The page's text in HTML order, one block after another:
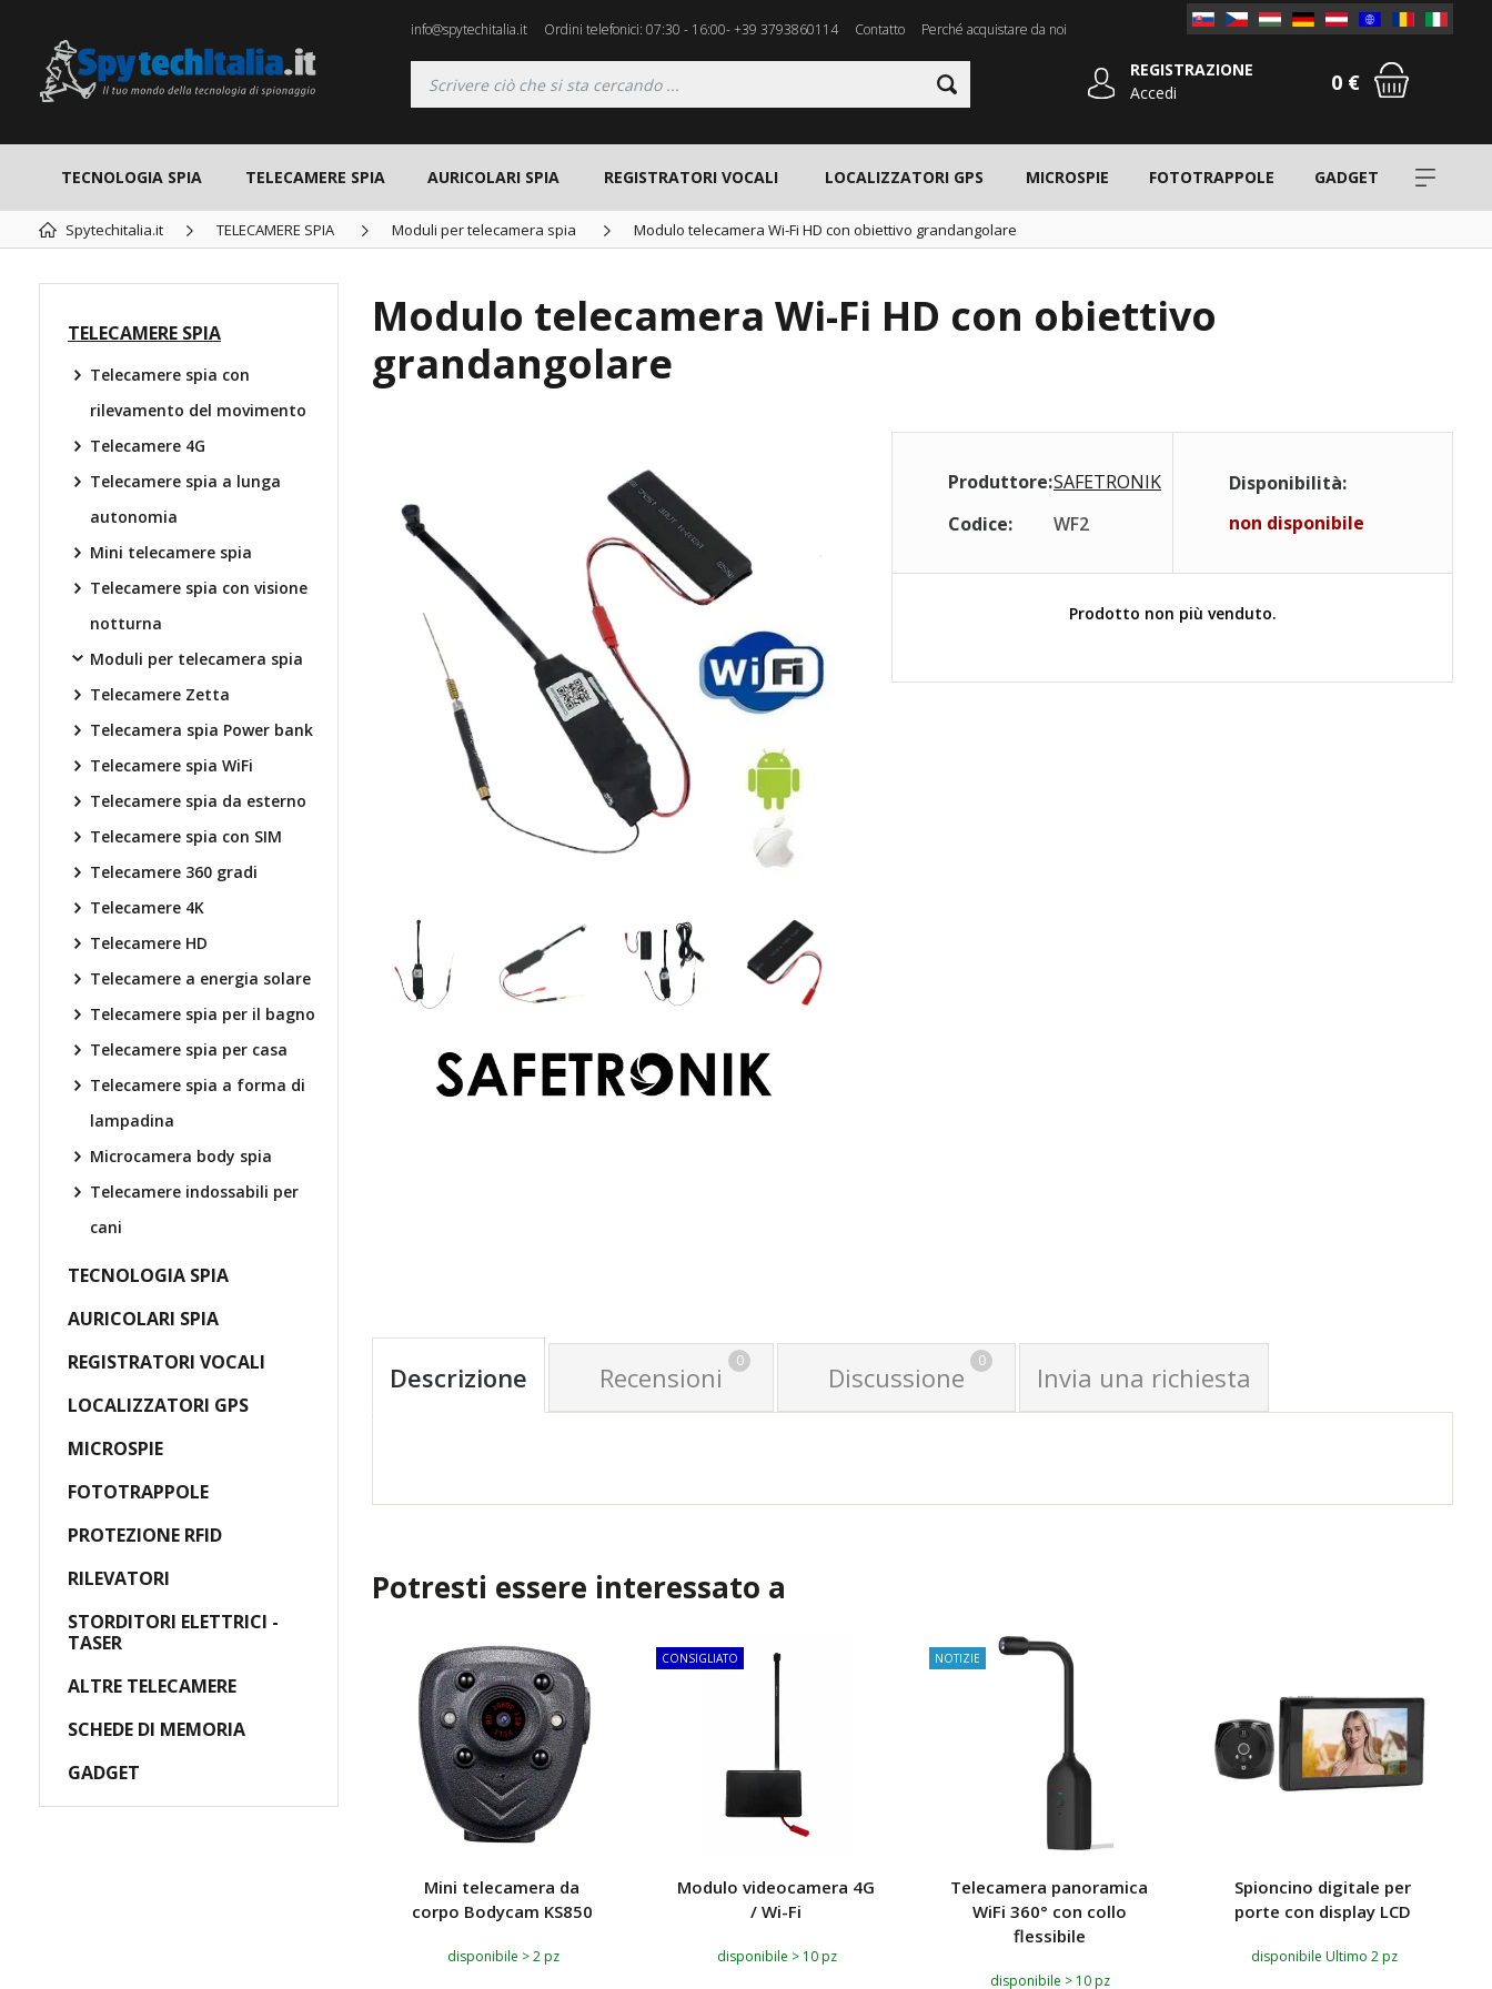
info@spytechitalia.it Ordini telefonici: 07:30 - 16:00- +39 3793860114 Contatto Perché acquistare da noi
REGISTRAZIONE
Accedi
0 €
TECNOLOGIA SPIA TELECAMERE SPIA AURICOLARI SPIA REGISTRATORI VOCALI LOCALIZZATORI GPS MICROSPIE FOTOTRAPPOLE GADGET
Spytechitalia.it TELECAMERE SPIA Moduli per telecamera spia Modulo telecamera Wi-Fi HD con obiettivo grandangolare
Modulo telecamera Wi-Fi HD con obiettivo
grandangolare
Produttore:SAFETRONIK
Codice:
WF2
Disponibilità:
non disponibile
Prodotto non più venduto.
Descrizione Recensioni
0
Discussione
0
Invia una richiesta
Potresti essere interessato a
Mini telecamera da
corpo Bodycam KS850
disponibile > 2 pz
CONSIGLIATO
Modulo videocamera 4G
/ Wi-Fi
disponibile > 10 pz
NOTIZIE
Telecamera panoramica
WiFi 360° con collo
flessibile
disponibile > 10 pz
Spioncino digitale per
porte con display LCD
disponibile Ultimo 2 pz
TELECAMERE SPIA
Telecamere spia con
rilevamento del movimento
Telecamere 4G
Telecamere spia a lunga
autonomia
Mini telecamere spia
Telecamere spia con visione
notturna
Moduli per telecamera spia
Telecamere Zetta
Telecamera spia Power bank
Telecamere spia WiFi
Telecamere spia da esterno
Telecamere spia con SIM
Telecamere 360 gradi
Telecamere 4K
Telecamere HD
Telecamere a energia solare
Telecamere spia per il bagno
Telecamere spia per casa
Telecamere spia a forma di
lampadina
Microcamera body spia
Telecamere indossabili per
cani
TECNOLOGIA SPIA
AURICOLARI SPIA
REGISTRATORI VOCALI
LOCALIZZATORI GPS
MICROSPIE
FOTOTRAPPOLE
PROTEZIONE RFID
RILEVATORI
STORDITORI ELETTRICI -
TASER
ALTRE TELECAMERE
SCHEDE DI MEMORIA
GADGET